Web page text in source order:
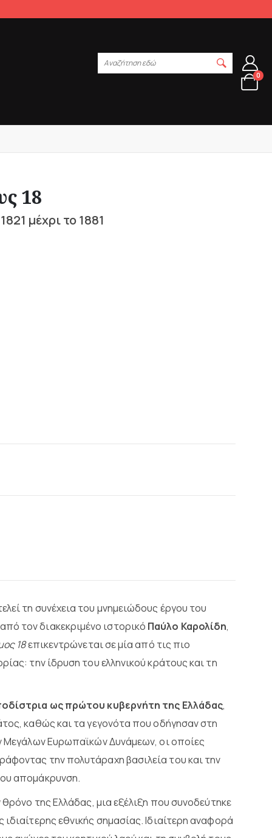
Αναζήτηση εδώ
0
18
μέχρι το 1881
τη συνέχεια του μνημειώδους έργου του
τον διακεκριμένο ιστορικό Παύλο Καρολίδη,
18επικεντρώνεται σε μία από τις πιο
την ίδρυση του ελληνικού κράτους και τη
ως πρώτου κυβερνήτη της Ελλάδας,
καθώς και τα γεγονότα που οδήγησαν στη
Μεγάλων Ευρωπαϊκών Δυνάμεων, οι οποίες
την πολυτάραχη βασιλεία του και την
απομάκρυνση.
της Ελλάδας, μια εξέλιξη που συνοδεύτηκε
εθνικής σημασίας. Ιδιαίτερη αναφορά